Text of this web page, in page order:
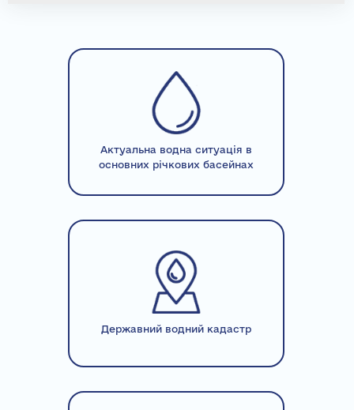
Актуальна водна ситуація в
основних річкових басейнах
Державний водний кадастр